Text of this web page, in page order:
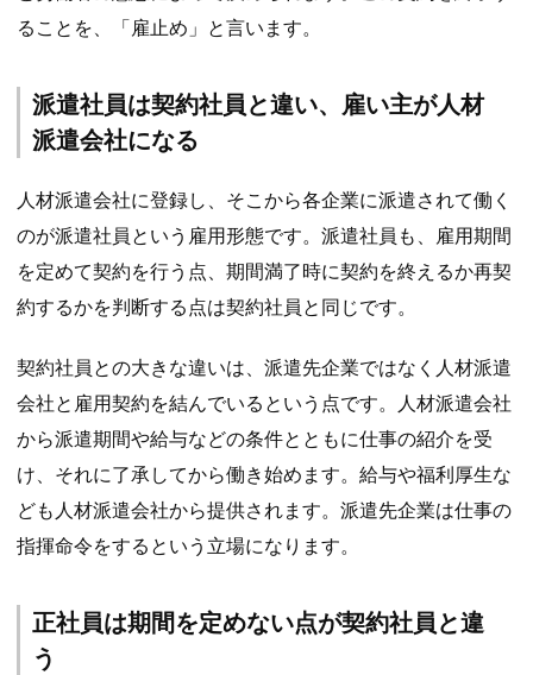
ることを、「雇止め」と言います。
派遣社員は契約社員と違い、雇い主が人材
派遣会社になる
人材派遣会社に登録し、そこから各企業に派遣されて働く
のが派遣社員という雇用形態です。派遣社員も、雇用期間
を定めて契約を行う点、期間満了時に契約を終えるか再契
約するかを判断する点は契約社員と同じです。
契約社員との大きな違いは、派遣先企業ではなく人材派遣
会社と雇用契約を結んでいるという点です。人材派遣会社
から派遣期間や給与などの条件とともに仕事の紹介を受
け、それに了承してから働き始めます。給与や福利厚生な
ども人材派遣会社から提供されます。派遣先企業は仕事の
指揮命令をするという立場になります。
正社員は期間を定めない点が契約社員と違
う